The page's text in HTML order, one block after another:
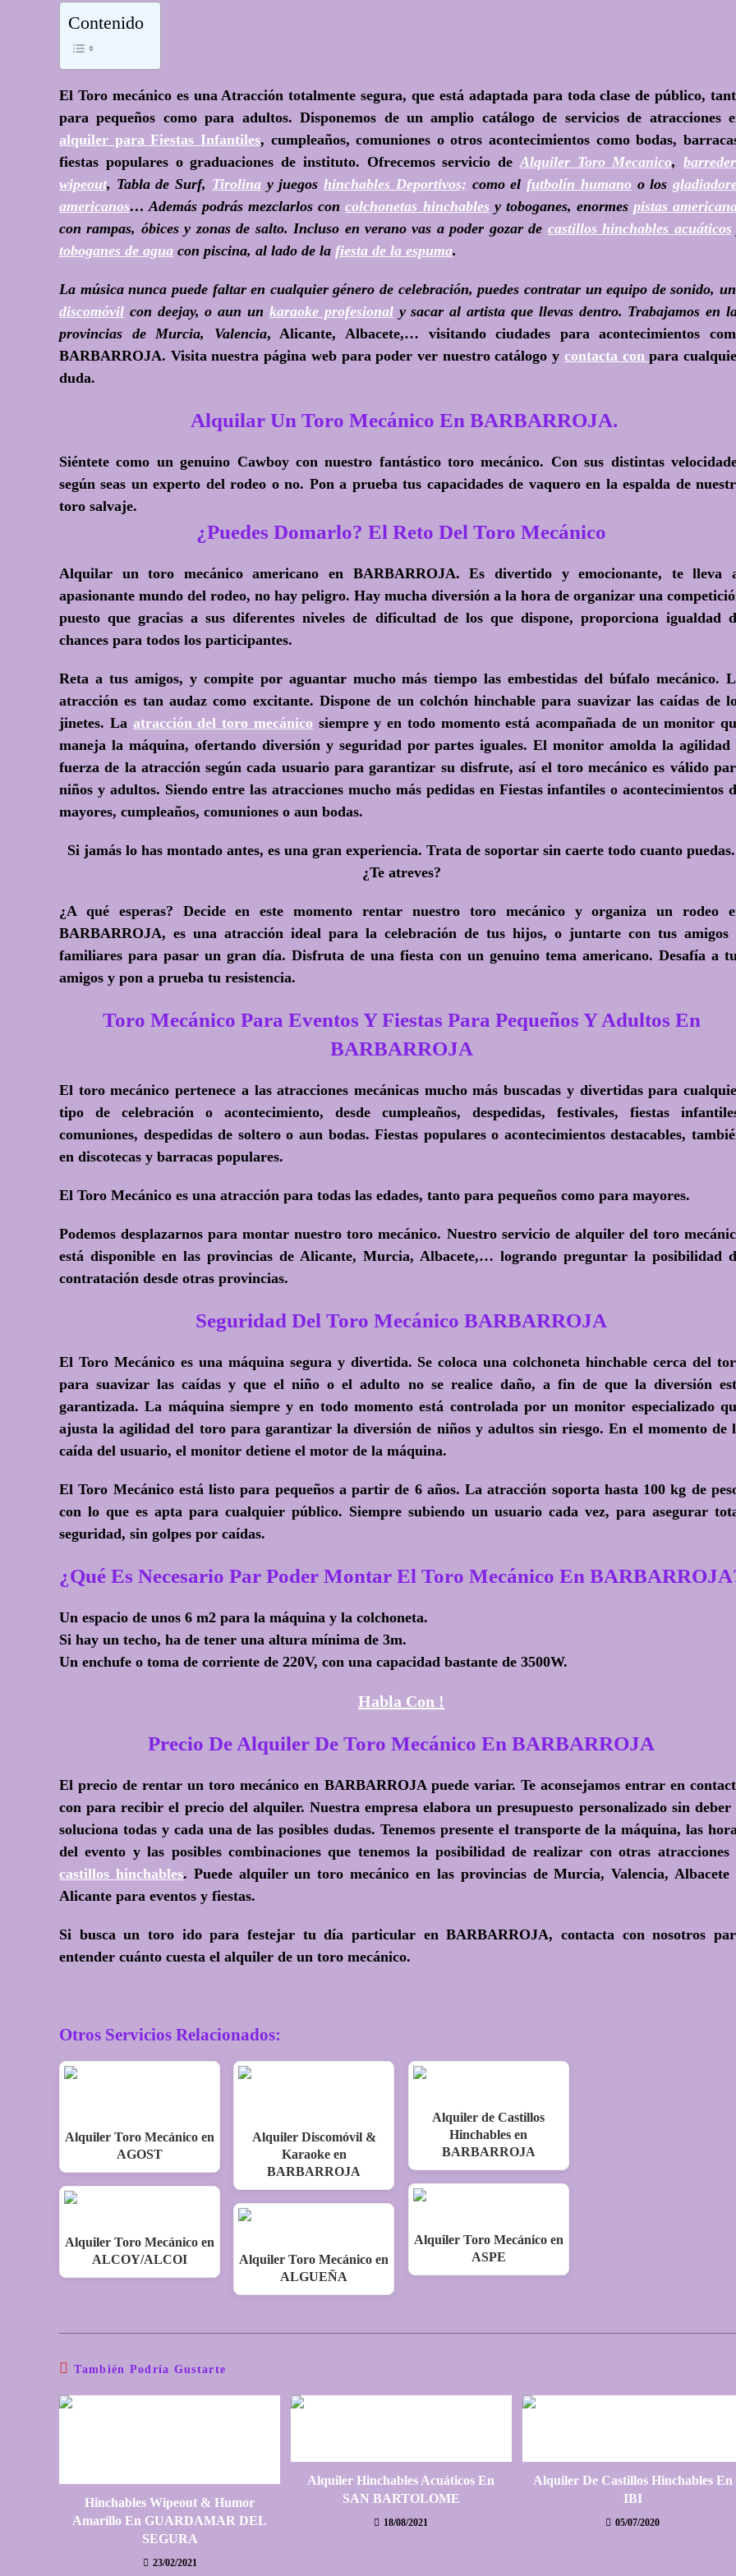
Contenido
El Toro mecánico es una Atracción totalmente segura, que está adaptada para toda clase de público,
para pequeños como para adultos. Disponemos de un amplio catálogo de servicios de atracciones
alquiler para Fiestas Infantiles, cumpleaños, comuniones o otros acontecimientos como bodas,
fiestas populares o graduaciones de instituto. Ofrecemos servicio deAlquiler Toro Mecanico,
wipeout, Tabla de Surf, Tirolinay juegoshinchables Deportivos; como el futbolín humanoo los
americanos… Además podrás mezclarlos concolchonetas hinchablesy toboganes, enormes pistas
con rampas, óbices y zonas de salto. Incluso en verano vas a poder gozar de castillos hinchables acuáticos
toboganes de agua con piscina, al lado de la fiesta de la espuma.
La música nunca puede faltar en cualquier género de celebración, puedes contratar un equipo de sonido,
discomóvil con deejay, o aun un karaoke profesionaly sacar al artista que llevas dentro. Trabajamos en
provincias de Murcia, Valencia, Alicante, Albacete,… visitando ciudades para acontecimientos
BARBARROJA. Visita nuestra página web para poder ver nuestro catálogo y contacta conpara
duda.
Alquilar Un Toro Mecánico En BARBARROJA.
Siéntete como un genuino Cawboy con nuestro fantástico toro mecánico. Con sus distintas
según seas un experto del rodeo o no. Pon a prueba tus capacidades de vaquero en la espalda de
toro salvaje.
¿Puedes Domarlo? El Reto Del Toro Mecánico
Alquilar un toro mecánico americano en BARBARROJA. Es divertido y emocionante, te lleva
apasionante mundo del rodeo, no hay peligro. Hay mucha diversión a la hora de organizar una
puesto que gracias a sus diferentes niveles de dificultad de los que dispone, proporciona igualdad
chances para todos los participantes.
Reta a tus amigos, y compite por aguantar mucho más tiempo las embestidas del búfalo mecánico.
atracción es tan audaz como excitante. Dispone de un colchón hinchable para suavizar las caídas de
jinetes. La atracción del toro mecánico siempre y en todo momento está acompañada de un monitor
maneja la máquina, ofertando diversión y seguridad por partes iguales. El monitor amolda la agilidad
fuerza de la atracción según cada usuario para garantizar su disfrute, así el toro mecánico es válido
niños y adultos. Siendo entre las atracciones mucho más pedidas en Fiestas infantiles o acontecimientos
mayores, cumpleaños, comuniones o aun bodas.
Si jamás lo has montado antes, es una gran experiencia. Trata de soportar sin caerte todo cuanto puedas.
¿Te atreves?
¿A qué esperas? Decide en este momento rentar nuestro toro mecánico y organiza un rodeo
BARBARROJA, es una atracción ideal para la celebración de tus hijos, o juntarte con tus amigos
familiares para pasar un gran día. Disfruta de una fiesta con un genuino tema americano. Desafía a
amigos y pon a prueba tu resistencia.
Toro Mecánico Para Eventos Y Fiestas Para Pequeños Y Adultos En
BARBARROJA
El toro mecánico pertenece a las atracciones mecánicas mucho más buscadas y divertidas para
tipo de celebración o acontecimiento, desde cumpleaños, despedidas, festivales, fiestas
comuniones, despedidas de soltero o aun bodas. Fiestas populares o acontecimientos destacables,
en discotecas y barracas populares.
El Toro Mecánico es una atracción para todas las edades, tanto para pequeños como para mayores.
Podemos desplazarnos para montar nuestro toro mecánico. Nuestro servicio de alquiler del toro
está disponible en las provincias de Alicante, Murcia, Albacete,… logrando preguntar la posibilidad
contratación desde otras provincias.
Seguridad Del Toro Mecánico BARBARROJA
El Toro Mecánico es una máquina segura y divertida. Se coloca una colchoneta hinchable cerca del
para suavizar las caídas y que el niño o el adulto no se realice daño, a fin de que la diversión
garantizada. La máquina siempre y en todo momento está controlada por un monitor especializado
ajusta la agilidad del toro para garantizar la diversión de niños y adultos sin riesgo. En el momento de
caída del usuario, el monitor detiene el motor de la máquina.
El Toro Mecánico está listo para pequeños a partir de 6 años. La atracción soporta hasta 100 kg de
con lo que es apta para cualquier público. Siempre subiendo un usuario cada vez, para asegurar
seguridad, sin golpes por caídas.
¿Qué Es Necesario Par Poder Montar El Toro Mecánico En
Un espacio de unos 6 m2 para la máquina y la colchoneta.
Si hay un techo, ha de tener una altura mínima de 3m.
Un enchufe o toma de corriente de 220V, con una capacidad bastante de 3500W.
Habla Con !
Precio De Alquiler De Toro Mecánico En BARBARROJA
El precio de rentar un toro mecánico en BARBARROJA puede variar. Te aconsejamos entrar en
con para recibir el precio del alquiler. Nuestra empresa elabora un presupuesto personalizado sin deber
soluciona todas y cada una de las posibles dudas. Tenemos presente el transporte de la máquina, las
del evento y las posibles combinaciones que tenemos la posibilidad de realizar con otras atracciones
castillos hinchables. Puede alquiler un toro mecánico en las provincias de Murcia, Valencia, Albacete
Alicante para eventos y fiestas.
Si busca un toro ido para festejar tu día particular en BARBARROJA, contacta con nosotros
entender cuánto cuesta el alquiler de un toro mecánico.
Otros Servicios Relacionados:
Alquiler Toro Mecánico en
AGOST
Alquiler Toro Mecánico en
ALCOY/ALCOI
Alquiler Discomóvil &
Karaoke en
BARBARROJA
Alquiler Toro Mecánico en
ALGUEÑA
Alquiler de Castillos
Hinchables en
BARBARROJA
Alquiler Toro Mecánico en
ASPE
También Podría Gustarte
Hinchables Wipeout & Humor
Amarillo En GUARDAMAR DEL
SEGURA
23/02/2021
Alquiler Hinchables Acuáticos En
SAN BARTOLOME
18/08/2021
Alquiler De Castillos Hinchables En
IBI
05/07/2020